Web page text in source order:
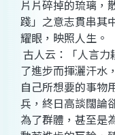
片片碎掉的琉璃，
踐」之意志貫串其
耀眼，映照人生。
古人云：「人言力
了進步而揮灑汗水
自己所想要的事物
兵，終日高談闊論
為了群體，甚至是